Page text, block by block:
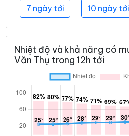
7 ngày tới 10 ngày tới
Nhiệt độ và khả năng có
Văn Thụ trong 12h tới